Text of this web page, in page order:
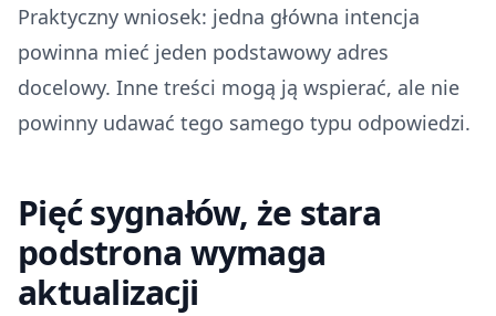
Praktyczny wniosek: jedna główna intencja
powinna mieć jeden podstawowy adres
docelowy. Inne treści mogą ją wspierać, ale nie
powinny udawać tego samego typu odpowiedzi.
Pięć sygnałów, że stara
podstrona wymaga
aktualizacji